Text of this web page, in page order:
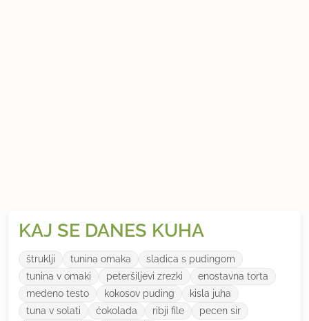
KAJ SE DANES KUHA
štruklji tunina omaka
sladica s pudingom
tunina v omaki
peteršiljevi zrezki
enostavna torta
medeno testo
kokosov puding
kisla juha
tuna v solati
ćokolada ribji file
pecen sir